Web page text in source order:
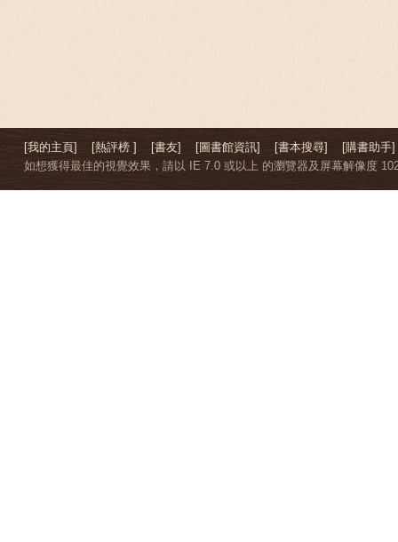
[我的主頁] [熱評榜 ] [書友] [圖書館資訊] [書本搜尋]
[購書助手]
如想獲得最佳的視覺效果，請以 IE 7.0 或以上 的瀏覽器及屏幕解像度